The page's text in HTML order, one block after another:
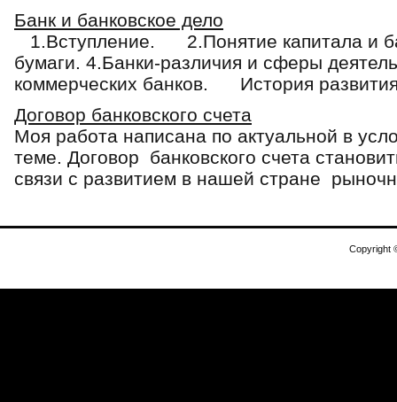
Банк и банковское дело
1.Вступление. 2.Понятие капитала и
бумаги. 4.Банки-различия и сферы
коммерческих банков. История
Договор банковского счета
Моя работа написана по актуальной в
теме. Договор банковского счета
связи с развитием в нашей стране
Copyright